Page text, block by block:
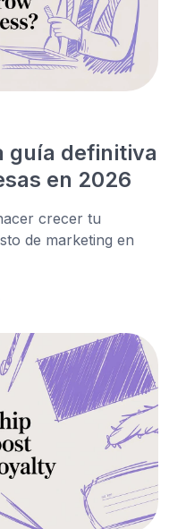
guía definitiva
en 2026
crecer tu
de marketing en